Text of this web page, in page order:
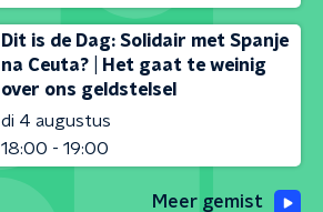
Dit is de Dag: Solidair met Spanje
na Ceuta? | Het gaat te weinig
over ons geldstelsel
di 4 augustus
18:00 - 19:00
Meer gemist